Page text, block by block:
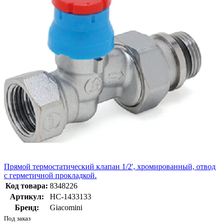
Прямой термостатический клапан 1/2', хромированный, отвод
с герметичной прокладкой.
Код товара: 8348226
Артикул:
НС-1433133
Бренд:
Giacomini
Под заказ